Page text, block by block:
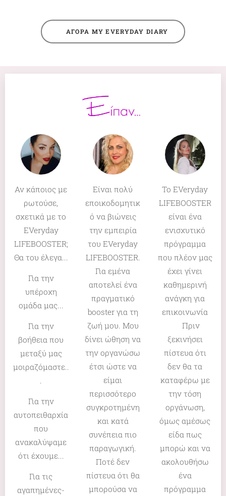
🛒ΑΓΟΡΑ MY EVERYDAY DIARY
Αν κάποιος με
ρωτούσε,
σχετικά με το
EVeryday
LIFEBOOSTER;
Θα του έλεγα...
Για την
υπέροχη
ομάδα μας...
Για την
βοήθεια που
μεταξύ μας
μοιραζόμαστε..
.
Για την
αυτοπειθαρχία
που
ανακαλύψαμε
ότι έχουμε...
Για τις
αγαπημένες-
Είναι πολύ
εποικοδομητικ
ό να βιώνεις
την εμπειρία
του EVeryday
LIFEBOOSTER.
Για εμένα
αποτελεί ένα
πραγματικό
booster για τη
ζωή μου. Μου
δίνει ώθηση να
την οργανώσω
έτσι ώστε να
είμαι
περισσότερο
συγκροτημένη
και κατά
συνέπεια πιο
παραγωγική.
Ποτέ δεν
πίστευα ότι θα
μπορούσα να
To EVeryday
LIFEBOOSTER
είναι ένα
ενισχυτικό
πρόγραμμα
που πλέον μας
έχει γίνει
καθημερινή
ανάγκη για
επικοινωνία
❤️ Πριν
ξεκινήσει
πίστευα ότι
δεν θα τα
καταφέρω με
την τόση
οργάνωση,
όμως αμέσως
είδα πως
μπορώ και να
ακολουθήσω
ένα
πρόγραμμα